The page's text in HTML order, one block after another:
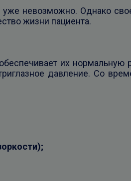
уже невозможно. Однако
жизни пациента.
их нормальную
давление. Со